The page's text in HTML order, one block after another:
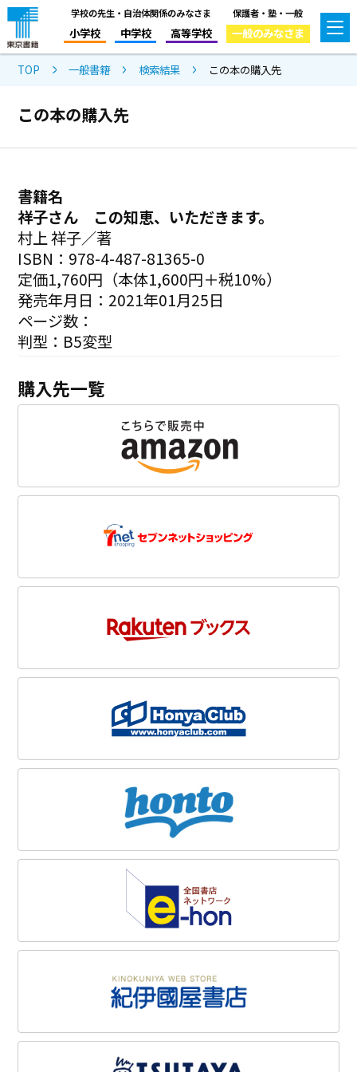
学校の先生・自治体関係のみなさま
小学校 中学校 高等学校
保護者・塾・一般
一般のみなさま
TOP 一般書籍 検索結果 この本の購入先
この本の購入先
書籍名
祥子さん この知恵、いただきます。
村上 祥子／著
ISBN：978-4-487-81365-0
定価1,760円（本体1,600円＋税10%）
発売年月日：2021年01月25日
ページ数：
判型：B5変型
購入先一覧